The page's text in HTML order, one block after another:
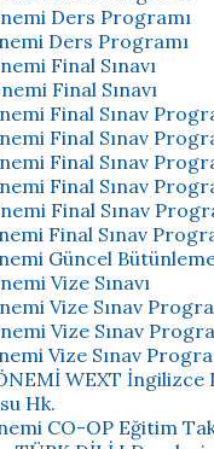
Ders Programı
Ders Programı
Final Sınavı
Final Sınavı
Final Sınav
Final Sınav
Final Sınav
Final Sınav
Final Sınav
Final Sınav
Güncel
Vize Sınavı
Vize Sınav
Vize Sınav
Vize Sınav
WEXT İngilizce
Hk.
CO-OP Eğitim